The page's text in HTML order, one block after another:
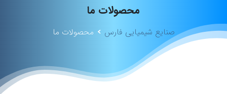
محصولات ما
صنایع شیمیایی فارس محصولات ما